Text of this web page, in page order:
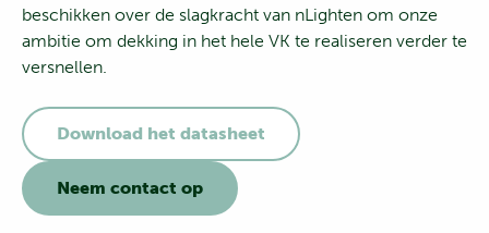
beschikken over de slagkracht van nLighten om onze
ambitie om dekking in het hele VK te realiseren verder te
versnellen.
Download het datasheet
Neem contact op